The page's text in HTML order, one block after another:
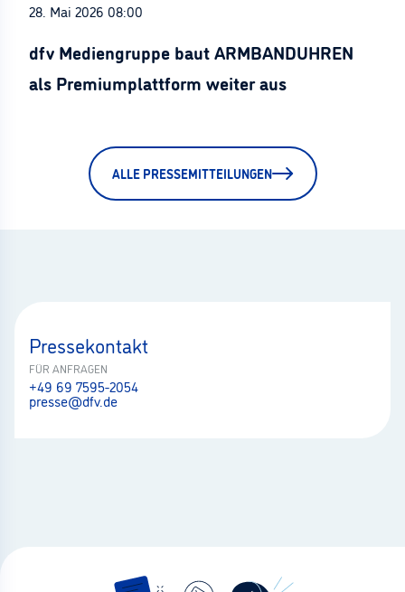
28. Mai 2026 08:00
dfv Mediengruppe baut ARMBANDUHREN
als Premiumplattform weiter aus
ALLE PRESSEMITTEILUNGEN
Pressekontakt
FÜR ANFRAGEN
+49 69 7595-2054
presse@dfv.de